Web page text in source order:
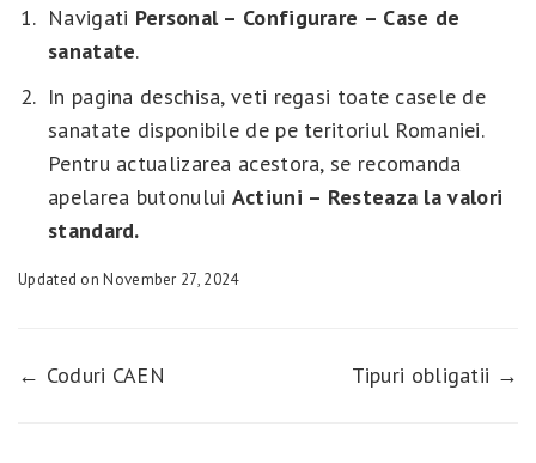
Navigati Personal – Configurare – Case de
sanatate.
In pagina deschisa, veti regasi toate casele de
sanatate disponibile de pe teritoriul Romaniei.
Pentru actualizarea acestora, se recomanda
apelarea butonului Actiuni – Resteaza la valori
standard.
Updated on November 27, 2024
← Coduri CAEN Tipuri obligatii →